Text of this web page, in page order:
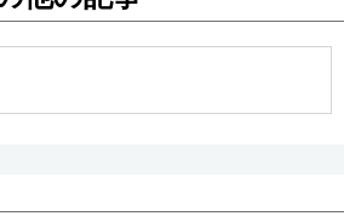
公式SNS